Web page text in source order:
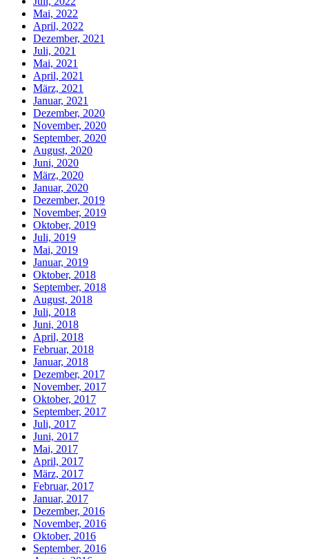
Mai, 2022
April, 2022
Dezember, 2021
Juli, 2021
Mai, 2021
April, 2021
März, 2021
Januar, 2021
Dezember, 2020
November, 2020
September, 2020
August, 2020
Juni, 2020
März, 2020
Januar, 2020
Dezember, 2019
November, 2019
Oktober, 2019
Juli, 2019
Mai, 2019
Januar, 2019
Oktober, 2018
September, 2018
August, 2018
Juli, 2018
Juni, 2018
April, 2018
Februar, 2018
Januar, 2018
Dezember, 2017
November, 2017
Oktober, 2017
September, 2017
Juli, 2017
Juni, 2017
Mai, 2017
April, 2017
März, 2017
Februar, 2017
Januar, 2017
Dezember, 2016
November, 2016
Oktober, 2016
September, 2016